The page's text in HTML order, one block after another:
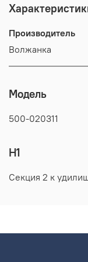
Производитель
Волжанка
Модель
500-020311
H1
Секция 2 к